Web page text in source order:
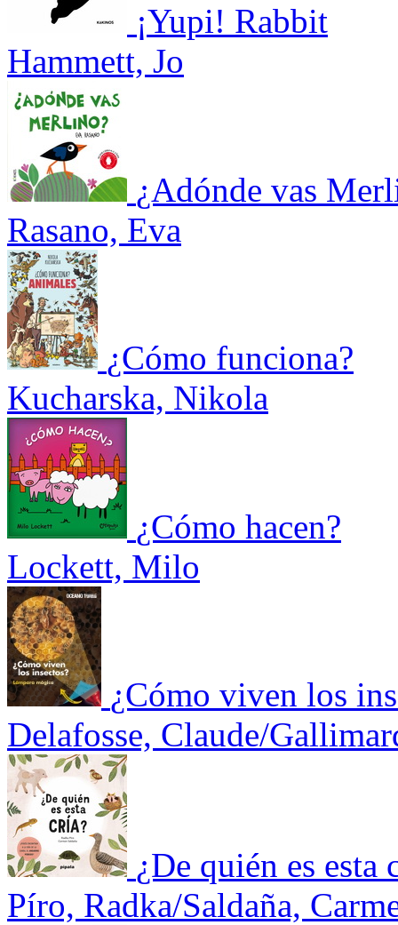
¡Yupi! Rabbit
Hammett, Jo
¿Adónde vas
Rasano, Eva
¿Cómo funciona?
Kucharska, Nikola
¿Cómo hacen?
Lockett, Milo
¿Cómo viven los
Delafosse, Claude/
¿De quién es esta
Píro, Radka/Saldaña,